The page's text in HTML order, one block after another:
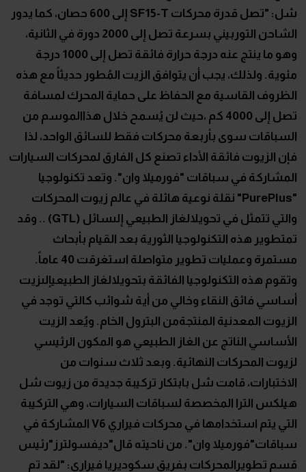
شل: "تصل قدرة محركات SF15-T إلى 600 حصان، كما يدور
الشاحن التوربيني بسرعة تصل إلى 2000 دورة في الثانية،
وهو ما ينتج عنه درجة حرارة فائقة تصل إلى 1000 درجة
مئوية. ولذلك، يجب أن يتوافق الزيت المُطور حديثاً مع هذه
الظروف القاسية مع الحفاظ على حماية المحرك لمسافة
تصل إلى 4000 كم ،حيث لن يُسمح خلال هذاالموسم من
السباقات سوى بأربعة محركات فقط للسائق الواحد، لذا
فإن الزيوت فائقة الأداء تصنع كل الفارق لمحركات السيارات
المشاركة في سباقات "فورميلا وان". وتعد تكنولوجيا
"PurePlus" نقلة نوعية هائلة في عالم زيوت المحركات
والتي تتمثل في تحويلالغاز الطبيعي إلىسائل (GTL) .. وقد
تمتطوير هذه التكنولوجيا الثورية بعد القيام بأبحاث
مستمرة وعمليات تطوير متواصلة استغرقت 40 عاماً.
وتقوم هذه التكنولوجيا الفائقة بتحويلالغاز الطبيعيإلىزيت
أساسي فائق النقاء وخالي من أية شوائب كالتي توجد في
الزيوت المعدنية المنتجةمن البترول الخام. ويُعد الزيت
الأساسي الناتج عن الغاز الطبيعي هو المكون الرئيسي
لزيوت المحركات النهائية. وبعد ثلاث سنوات من
الاختبارات، قامت شل بابتكار تركيبة جديدة من زيوت شل
هيلكس الترا المخصصة لسباقات السيارات، وهي التركيبة
التي يتم استخدامها في محركات فيراري V6 المشاركة في
سباقات"فورميلا وان". من ناحيته قال"ديفسولترز"رئيس
قسم تطويرالمحركات بفريق سكوديريا فيراري: "لقد تم